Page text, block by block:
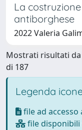
La
antiborghese
2022 Valeria
Mostrati risultati da
di 187
Legenda
file ad accesso
file